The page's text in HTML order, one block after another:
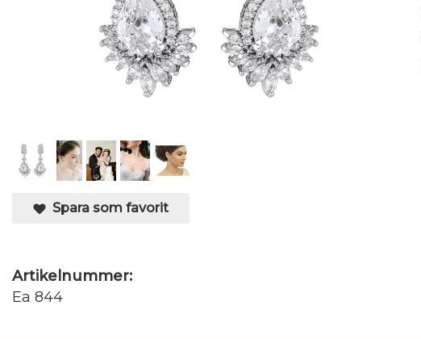
Spara som favorit
Artikelnummer:
Ea 844